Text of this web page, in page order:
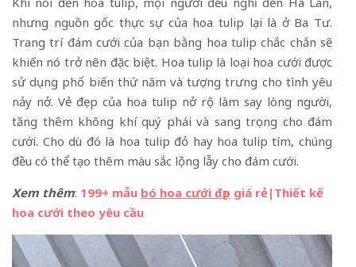
nhưng nguồn gốc thực sự của hoa tulip lại là ở Ba Tư.
Trang trí đám cưới của bạn bằng hoa tulip chắc chắn sẽ
khiến nó trở nên đặc biệt. Hoa tulip là loại hoa cưới được
sử dụng phổ biến thứ năm và tượng trưng cho tình yêu
nảy nở. Vẻ đẹp của hoa tulip nở rộ làm say lòng người,
tăng thêm không khí quý phái và sang trọng cho đám
cưới. Cho dù đó là hoa tulip đỏ hay hoa tulip tím, chúng
đều có thể tạo thêm màu sắc lộng lẫy cho đám cưới.
Xem thêm: 199+ mẫu bó hoa cưới đẹp giá rẻ|Thiết kế
hoa cưới theo yêu cầu